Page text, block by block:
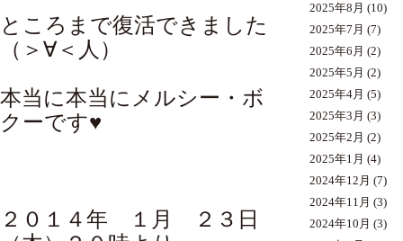
ところまで復活できました
（＞∀＜人）
本当に本当にメルシー・ボ
クーです♥
２０１４年 １月 ２３日
2025年8月 (10)
2025年7月 (7)
2025年6月 (2)
2025年5月 (2)
2025年4月 (5)
2025年3月 (3)
2025年2月 (2)
2025年1月 (4)
2024年12月 (7)
2024年11月 (3)
2024年10月 (3)